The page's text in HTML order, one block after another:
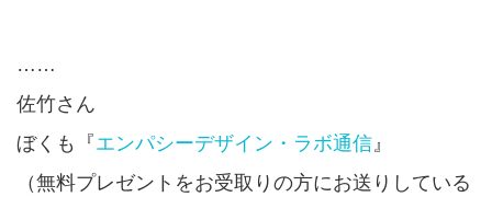
……
佐竹さん
ぼくも『エンパシーデザイン・ラボ通信 』
（無料プレゼントをお受取りの方にお送りしている